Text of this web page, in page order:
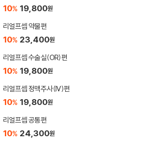
10% 19,800원
리얼프셉 약물편
10% 23,400원
리얼프셉 수술실(OR)편
10% 19,800원
리얼프셉 정맥주사(IV)편
10% 19,800원
리얼프셉 공통편
10% 24,300원